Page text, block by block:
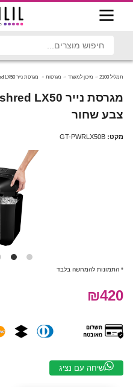
תמליל 2100 מיכון למשרד מגרסות מגרסת נייר Fellowes Powershred LX50 – צבע שחור
צבע שחור
מקט: GT-PWRLX50B
* התמונות להמחשה בלבד
₪420
שיחה עם נציג